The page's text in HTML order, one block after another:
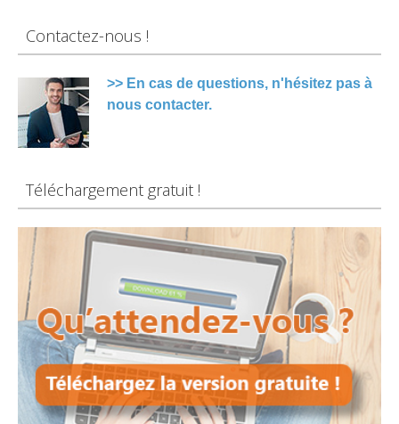
Contactez-nous !
>> En cas de questions, n'hésitez pas à
nous contacter.
Téléchargement gratuit !